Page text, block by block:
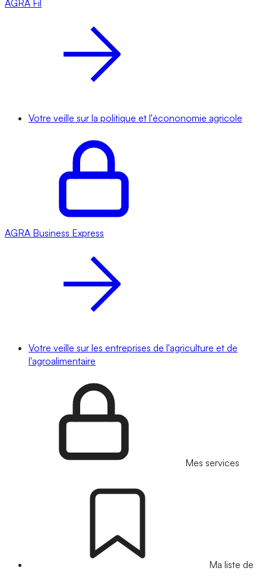
AGRA Fil
Votre veille sur la politique et l'écononomie agricole
AGRA Business Express
Votre veille sur les entreprises de l'agriculture et de
l'agroalimentaire
Mes services
Ma liste de